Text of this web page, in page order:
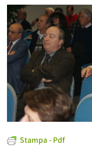
Stampa - Pdf